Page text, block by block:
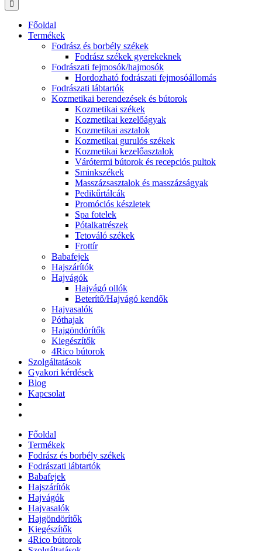
Főoldal
Termékek
Fodrász és borbély székek
Fodrász székek gyerekeknek
Fodrászati fejmosók/hajmosók
Hordozható fodrászati fejmosóállomás
Fodrászati lábtartók
Kozmetikai berendezések és bútorok
Kozmetikai székek
Kozmetikai kezelőágyak
Kozmetikai asztalok
Kozmetikai gurulós székek
Kozmetikai kezelőasztalok
Várótermi bútorok és recepciós pultok
Sminkszékek
Masszázsasztalok és masszázságyak
Pedikűrtálcák
Promóciós készletek
Spa fotelek
Pótalkatrészek
Tetováló székek
Frottír
Babafejek
Hajszárítók
Hajvágók
Hajvágó ollók
Beterítő/Hajvágó kendők
Hajvasalók
Póthajak
Hajgöndörítők
Kiegészítők
4Rico bútorok
Szolgáltatások
Gyakori kérdések
Blog
Kapcsolat
Főoldal
Termékek
Fodrász és borbély székek
Fodrászati lábtartók
Babafejek
Hajszárítók
Hajvágók
Hajvasalók
Hajgöndörítők
Kiegészítők
4Rico bútorok